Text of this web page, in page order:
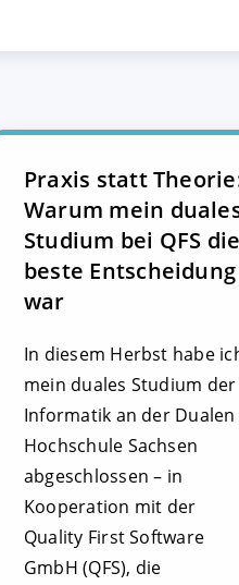
Praxis statt
Warum mein
Studium bei QFS die
beste Entscheidung
war
In diesem Herbst habe
mein duales Studium der
Informatik an der Dualen
Hochschule Sachsen
abgeschlossen – in
Kooperation mit der
Quality First Software
GmbH (QFS), die